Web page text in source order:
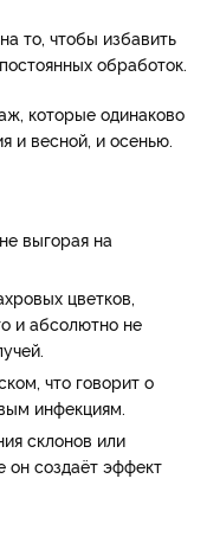
то, чтобы избавить
обработок.
которые одинаково
и весной, и осенью.
выгорая на
цветков,
и абсолютно не
что говорит о
инфекциям.
склонов или
он создаёт эффект